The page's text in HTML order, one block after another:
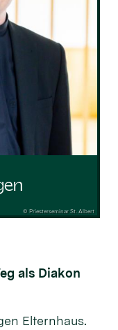
© Priesterseminar St. Albert
als Diakon
Elternhaus.